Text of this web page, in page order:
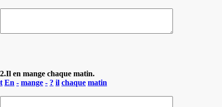
2.Il en mange chaque matin.
t En - mange - ? il chaque matin